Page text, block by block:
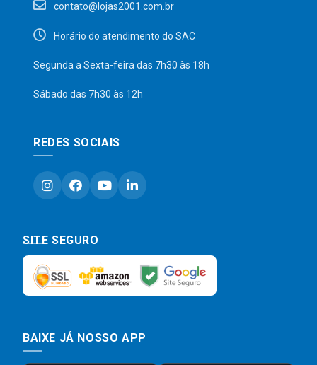
contato@lojas2001.com.br
Horário do atendimento do SAC
Segunda a Sexta-feira das 7h30 às 18h
Sábado das 7h30 às 12h
REDES SOCIAIS
SITE SEGURO
BAIXE JÁ NOSSO APP